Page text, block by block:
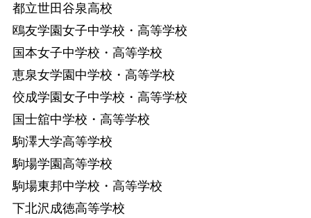
都立世田谷泉高校
鴎友学園女子中学校・高等学校
国本女子中学校・高等学校
恵泉女学園中学校・高等学校
佼成学園女子中学校・高等学校
国士舘中学校・高等学校
駒澤大学高等学校
駒場学園高等学校
駒場東邦中学校・高等学校
下北沢成徳高等学校